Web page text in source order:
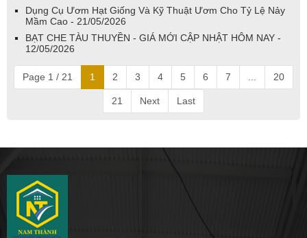
Dụng Cụ Ươm Hạt Giống Và Kỹ Thuật Ươm Cho Tỷ Lệ Nảy
Mầm Cao - 21/05/2026
BẠT CHE TÀU THUYỀN - GIÁ MỚI CẬP NHẬT HÔM NAY -
12/05/2026
Page 1 / 21 1 2 3 4 5 6 7 20
21 Next Last